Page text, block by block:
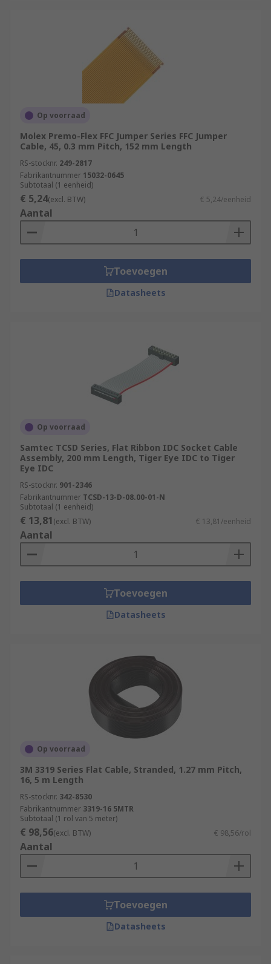
Op voorraad
Molex Premo-Flex FFC Jumper Series FFC Jumper
Cable, 45, 0.3 mm Pitch, 152 mm Length
RS-stocknr. 249-2817
Fabrikantnummer 15032-0645
Subtotaal (1 eenheid)
€ 5,24(excl. BTW) € 5,24/eenheid
Aantal
Toevoegen
Datasheets
Op voorraad
Samtec TCSD Series, Flat Ribbon IDC Socket Cable
Assembly, 200 mm Length, Tiger Eye IDC to Tiger
Eye IDC
RS-stocknr. 901-2346
Fabrikantnummer TCSD-13-D-08.00-01-N
Subtotaal (1 eenheid)
€ 13,81(excl. BTW) € 13,81/eenheid
Aantal
Toevoegen
Datasheets
Op voorraad
3M 3319 Series Flat Cable, Stranded, 1.27 mm Pitch,
16, 5 m Length
RS-stocknr. 342-8530
Fabrikantnummer 3319-16 5MTR
Subtotaal (1 rol van 5 meter)
€ 98,56(excl. BTW) € 98,56/rol
Aantal
Toevoegen
Datasheets